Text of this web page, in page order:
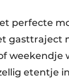
perfecte
weekendje
etentje